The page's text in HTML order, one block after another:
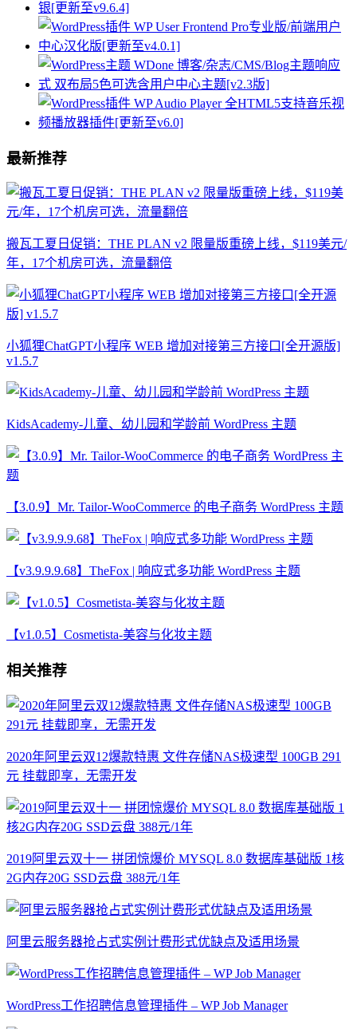
最新推荐
搬瓦工夏日促销：THE PLAN v2 限量版重磅上线，$119美元/
年，17个机房可选，流量翻倍
小狐狸ChatGPT小程序 WEB 增加对接第三方接口[全开源版]
v1.5.7
KidsAcademy-儿童、幼儿园和学龄前 WordPress 主题
【3.0.9】Mr. Tailor-WooCommerce 的电子商务 WordPress 主题
【v3.9.9.9.68】TheFox | 响应式多功能 WordPress 主题
【v1.0.5】Cosmetista-美容与化妆主题
相关推荐
2020年阿里云双12爆款特惠 文件存储NAS极速型 100GB 291
元 挂载即享，无需开发
2019阿里云双十一 拼团惊爆价 MYSQL 8.0 数据库基础版 1核
2G内存20G SSD云盘 388元/1年
阿里云服务器抢占式实例计费形式优缺点及适用场景
WordPress工作招聘信息管理插件 – WP Job Manager